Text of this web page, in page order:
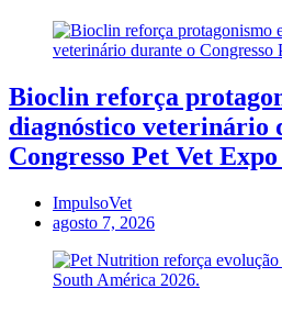
Bioclin reforça
diagnóstico veterinário
Congresso Pet Vet Expo
ImpulsoVet
agosto 7, 2026